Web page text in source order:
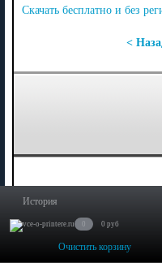
Скачать бесплатно и без
<
История
0 0 руб
Очистить корзину